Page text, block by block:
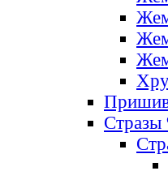
Стразы